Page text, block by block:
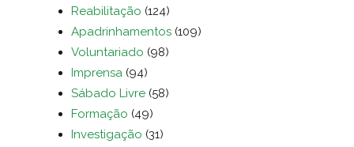
Reabilitação (124)
Apadrinhamentos (109)
Voluntariado (98)
Imprensa (94)
Sábado Livre (58)
Formação (49)
Investigação (31)